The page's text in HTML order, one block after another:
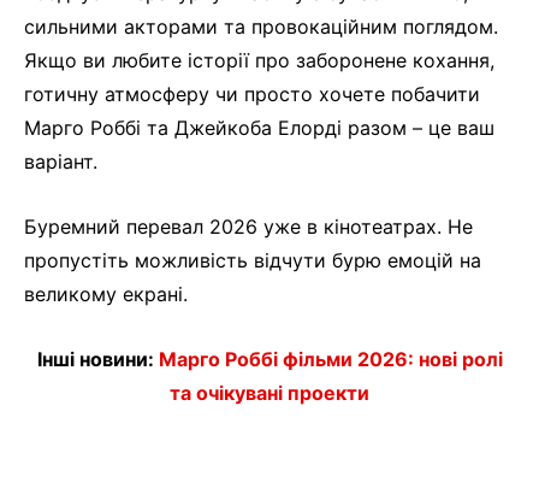
сильними акторами та провокаційним поглядом.
Якщо ви любите історії про заборонене кохання,
готичну атмосферу чи просто хочете побачити
Марго Роббі та Джейкоба Елорді разом – це ваш
варіант.
Буремний перевал 2026 уже в кінотеатрах. Не
пропустіть можливість відчути бурю емоцій на
великому екрані.
Інші новини: Марго Роббі фільми 2026: нові ролі
та очікувані проекти